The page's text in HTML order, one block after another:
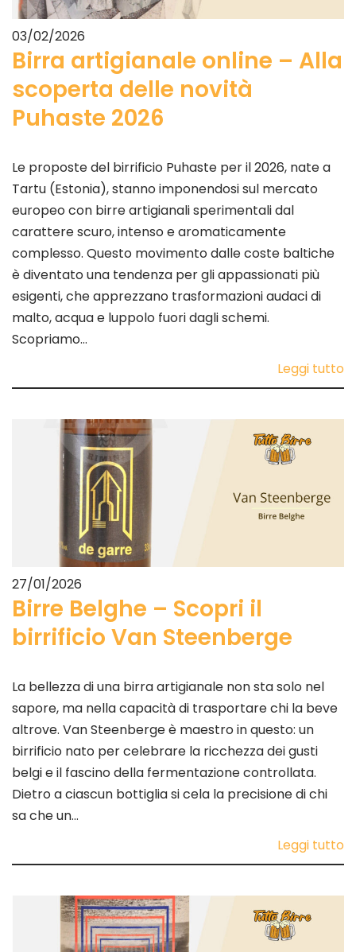
03/02/2026
Birra artigianale online – Alla
scoperta delle novità
Puhaste 2026
Le proposte del birrificio Puhaste per il 2026, nate a
Tartu (Estonia), stanno imponendosi sul mercato
europeo con birre artigianali sperimentali dal
carattere scuro, intenso e aromaticamente
complesso. Questo movimento dalle coste baltiche
è diventato una tendenza per gli appassionati più
esigenti, che apprezzano trasformazioni audaci di
malto, acqua e luppolo fuori dagli schemi.
Scopriamo…
Leggi tutto
27/01/2026
Birre Belghe – Scopri il
birrificio Van Steenberge
La bellezza di una birra artigianale non sta solo nel
sapore, ma nella capacità di trasportare chi la beve
altrove. Van Steenberge è maestro in questo: un
birrificio nato per celebrare la ricchezza dei gusti
belgi e il fascino della fermentazione controllata.
Dietro a ciascun bottiglia si cela la precisione di chi
sa che un…
Leggi tutto